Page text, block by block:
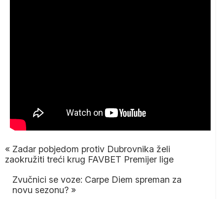
« Zadar pobjedom protiv Dubrovnika želi
zaokružiti treći krug FAVBET Premijer lige
Zvučnici se voze: Carpe Diem spreman za
novu sezonu? »